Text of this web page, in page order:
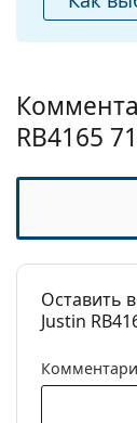
тканевым
брендов.
чистки:
Другое
Категория:
Бренд:
Доступен
RB4165
Оставить
Justin